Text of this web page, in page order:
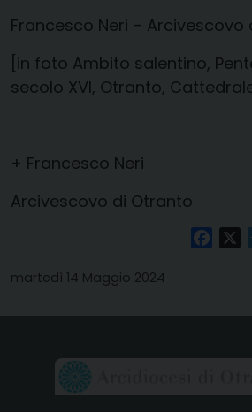
Francesco Neri – Arcivescovo
[in foto Ambito salentino,
secolo XVI, Otranto,
+ Francesco Neri
Arcivescovo di Otranto
martedì 14 Maggio 2024